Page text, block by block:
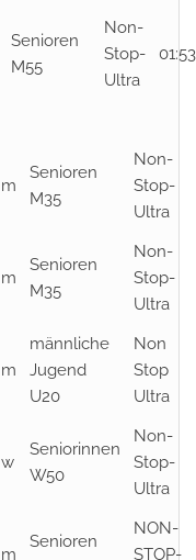
Senioren
M55
Non-
Stop-
Ultra
m
Senioren
M35
Non-
Stop-
Ultra
m
Senioren
M35
Non-
Stop-
Ultra
m
männliche
Jugend
U20
Non
Stop
Ultra
w
Seniorinnen
W50
Non-
Stop-
Ultra
m
Senioren
NON-
STOP-